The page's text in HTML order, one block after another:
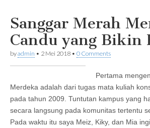
Sanggar Merah
Candu yang Bikin
byadmin • 2 Mei 2018 • 0 Comments
Pertama
Merdeka adalah dari tugas mata kuliah
pada tahun 2009. Tuntutan kampus yang
secara langsung pada komunitas tertentu
Pada waktu itu saya Meiz, Kiky, dan Mia